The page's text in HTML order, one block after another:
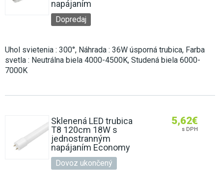
napájaním
Dopredaj
Uhol svietenia : 300°, Náhrada : 36W úsporná trubica, Farba
svetla : Neutrálna biela 4000-4500K, Studená biela 6000-
7000K
Sklenená LED trubica
T8 120cm 18W s
jednostranným
napájaním Economy
Dovoz ukončený
5,62€
s DPH